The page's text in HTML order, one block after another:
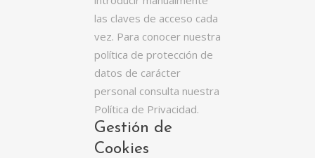
las claves de acceso cada
vez. Para conocer nuestra
política de protección de
datos de carácter
personal consulta nuestra
Política de Privacidad.
Gestión de
Cookies